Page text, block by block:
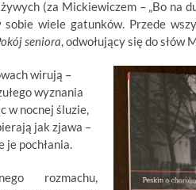
(za Mickiewiczem – „Bo na
sobie wiele gatunków. Przede
seniora , odwołujący się do
wirują –
wyznania
w nocnej śluzie,
jak zjawa –
pochłania.
rozmachu,